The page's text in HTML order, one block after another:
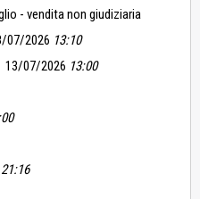
- vendita non giudiziaria
07/2026 13:10
13/07/2026 13:00
21:16